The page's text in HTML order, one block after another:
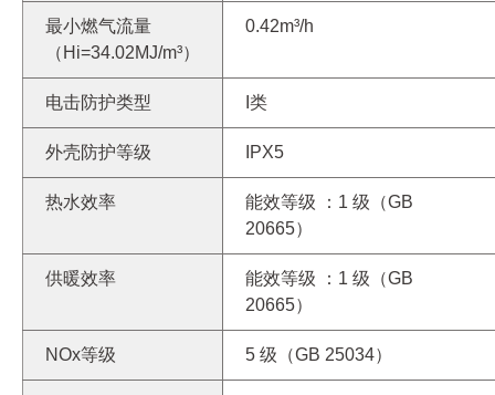
最小燃气流量
（Hi=34.02MJ/m³）
0.42m³/h
电击防护类型 I类
外壳防护等级 IPX5
热水效率
能效等级 ：1 级（GB
20665）
供暖效率
能效等级 ：1 级（GB
20665）
NOx等级 5 级（GB 25034）